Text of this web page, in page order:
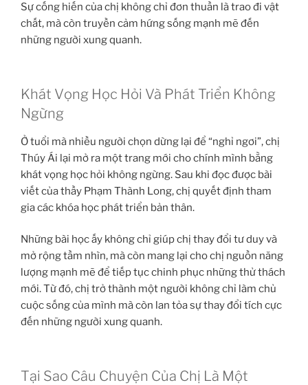
Sự cống hiến của chị không chỉ đơn thuần là trao đi vật
chất, mà còn truyền cảm hứng sống mạnh mẽ đến
những người xung quanh.
Khát Vọng Học Hỏi Và Phát Triển Không
Ngừng
Ở tuổi mà nhiều người chọn dừng lại để “nghỉ ngơi”, chị
Thúy Ái lại mở ra một trang mới cho chính mình bằng
khát vọng học hỏi không ngừng. Sau khi đọc được bài
viết của thầy Phạm Thành Long, chị quyết định tham
gia các khóa học phát triển bản thân.
Những bài học ấy không chỉ giúp chị thay đổi tư duy và
mở rộng tầm nhìn, mà còn mang lại cho chị nguồn năng
lượng mạnh mẽ để tiếp tục chinh phục những thử thách
mới. Từ đó, chị trở thành một người không chỉ làm chủ
cuộc sống của mình mà còn lan tỏa sự thay đổi tích cực
đến những người xung quanh.
Tại Sao Câu Chuyện Của Chị Là Một